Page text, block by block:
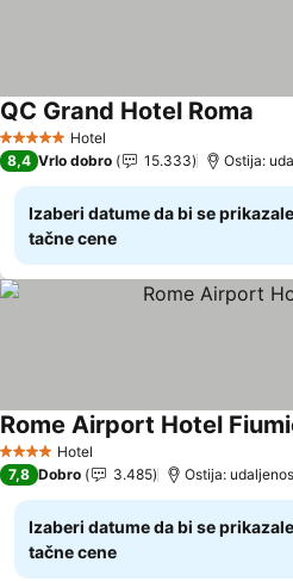
5 ZvezdiceHotel
QC Grand Hotel Roma
8,4 Vrlo dobro 15.333 Ostija:
Izaberi datume da bi se prikazale
tačne cene
4 ZvezdiceHotel
Rome Airport Hotel
7,8 Dobro 3.485 Ostija:
Izaberi datume da bi se prikazale
tačne cene